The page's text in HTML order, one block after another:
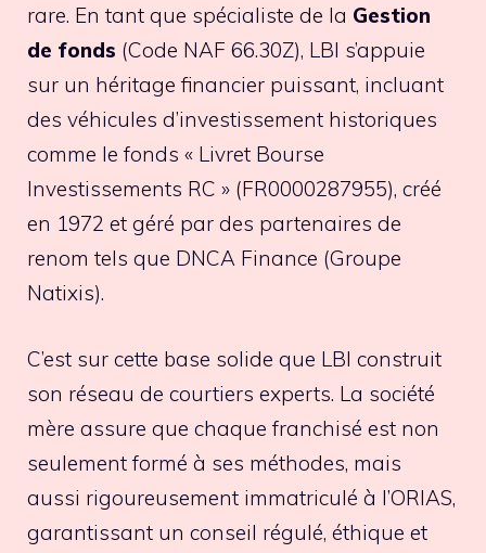
rare. En tant que spécialiste de la Gestion
de fonds (Code NAF 66.30Z), LBI s’appuie
sur un héritage financier puissant, incluant
des véhicules d’investissement historiques
comme le fonds « Livret Bourse
Investissements RC » (FR0000287955), créé
en 1972 et géré par des partenaires de
renom tels que DNCA Finance (Groupe
Natixis).
C’est sur cette base solide que LBI construit
son réseau de courtiers experts. La société
mère assure que chaque franchisé est non
seulement formé à ses méthodes, mais
aussi rigoureusement immatriculé à l’ORIAS,
garantissant un conseil régulé, éthique et